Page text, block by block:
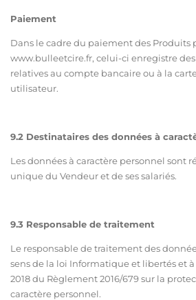
Paiement
Dans le cadre du paiement des Produits
www.bulleetcire.fr, celui-ci enregistre
relatives au compte bancaire ou à la
utilisateur.
9.2 Destinataires des données à
Les données à caractère personnel sont
unique du Vendeur et de ses salariés.
9.3 Responsable de traitement
Le responsable de traitement des
sens de la loi Informatique et libertés et
2018 du Règlement 2016/679 sur la
caractère personnel.